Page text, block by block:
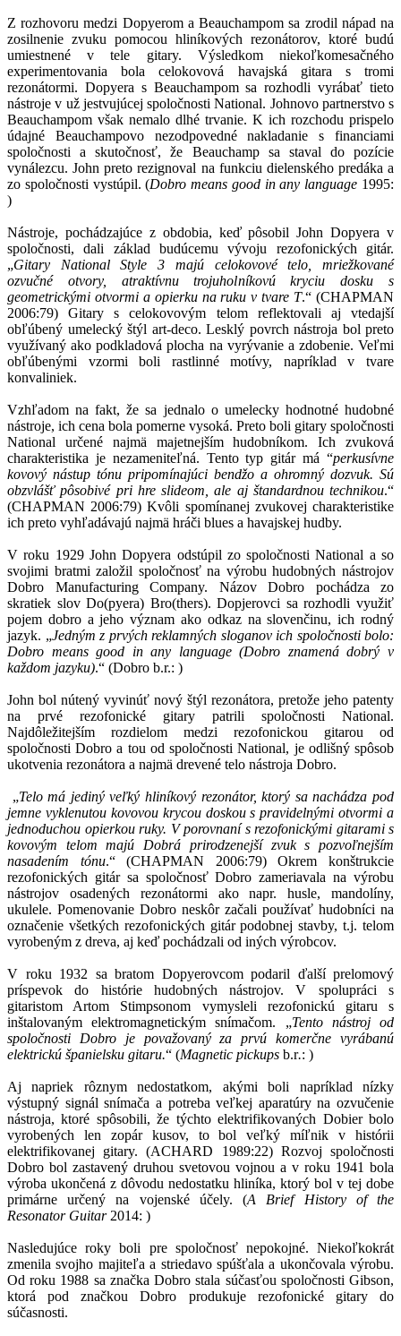
Z rozhovoru medzi Dopyerom a Beauchampom sa zrodil nápad na
zosilnenie zvuku pomocou hliníkových rezonátorov, ktoré budú
umiestnené v tele gitary. Výsledkom niekoľkomesačného
experimentovania bola celokovová havajská gitara s tromi
rezonátormi. Dopyera s Beauchampom sa rozhodli vyrábať tieto
nástroje v už jestvujúcej spoločnosti National. Johnovo partnerstvo s
Beauchampom však nemalo dlhé trvanie. K ich rozchodu prispelo
údajné Beauchampovo nezodpovedné nakladanie s financiami
spoločnosti a skutočnosť, že Beauchamp sa staval do pozície
vynálezcu. John preto rezignoval na funkciu dielenského predáka a
zo spoločnosti vystúpil. (Dobro means good in any language 1995:
)
Nástroje, pochádzajúce z obdobia, keď pôsobil John Dopyera v
spoločnosti, dali základ budúcemu vývoju rezofonických gitár.
„Gitary National Style 3 majú celokovové telo, mriežkované
ozvučné otvory, atraktívnu trojuholníkovú kryciu dosku s
geometrickými otvormi a opierku na ruku v tvare T.“ (CHAPMAN
2006:79) Gitary s celokovovým telom reflektovali aj vtedajší
obľúbený umelecký štýl art-deco. Lesklý povrch nástroja bol preto
využívaný ako podkladová plocha na vyrývanie a zdobenie. Veľmi
obľúbenými vzormi boli rastlinné motívy, napríklad v tvare
konvaliniek.
Vzhľadom na fakt, že sa jednalo o umelecky hodnotné hudobné
nástroje, ich cena bola pomerne vysoká. Preto boli gitary spoločnosti
National určené najmä majetnejším hudobníkom. Ich zvuková
charakteristika je nezameniteľná. Tento typ gitár má “perkusívne
kovový nástup tónu pripomínajúci bendžo a ohromný dozvuk. Sú
obzvlášť pôsobivé pri hre slideom, ale aj štandardnou technikou.“
(CHAPMAN 2006:79) Kvôli spomínanej zvukovej charakteristike
ich preto vyhľadávajú najmä hráči blues a havajskej hudby.
V roku 1929 John Dopyera odstúpil zo spoločnosti National a so
svojimi bratmi založil spoločnosť na výrobu hudobných nástrojov
Dobro Manufacturing Company. Názov Dobro pochádza zo
skratiek slov Do(pyera) Bro(thers). Dopjerovci sa rozhodli využiť
pojem dobro a jeho význam ako odkaz na slovenčinu, ich rodný
jazyk. „Jedným z prvých reklamných sloganov ich spoločnosti bolo:
Dobro means good in any language (Dobro znamená dobrý v
každom jazyku).“ (Dobro b.r.: )
John bol nútený vyvinúť nový štýl rezonátora, pretože jeho patenty
na prvé rezofonické gitary patrili spoločnosti National.
Najdôležitejším rozdielom medzi rezofonickou gitarou od
spoločnosti Dobro a tou od spoločnosti National, je odlišný spôsob
ukotvenia rezonátora a najmä drevené telo nástroja Dobro.
„Telo má jediný veľký hliníkový rezonátor, ktorý sa nachádza pod
jemne vyklenutou kovovou krycou doskou s pravidelnými otvormi a
jednoduchou opierkou ruky. V porovnaní s rezofonickými gitarami s
kovovým telom majú Dobrá prirodzenejší zvuk s pozvoľnejším
nasadením tónu.“ (CHAPMAN 2006:79) Okrem konštrukcie
rezofonických gitár sa spoločnosť Dobro zameriavala na výrobu
nástrojov osadených rezonátormi ako napr. husle, mandolíny,
ukulele. Pomenovanie Dobro neskôr začali používať hudobníci na
označenie všetkých rezofonických gitár podobnej stavby, t.j. telom
vyrobeným z dreva, aj keď pochádzali od iných výrobcov.
V roku 1932 sa bratom Dopyerovcom podaril ďalší prelomový
príspevok do histórie hudobných nástrojov. V spolupráci s
gitaristom Artom Stimpsonom vymysleli rezofonickú gitaru s
inštalovaným elektromagnetickým snímačom. „Tento nástroj od
spoločnosti Dobro je považovaný za prvú komerčne vyrábanú
elektrickú španielsku gitaru.“ (Magnetic pickups b.r.: )
Aj napriek rôznym nedostatkom, akými boli napríklad nízky
výstupný signál snímača a potreba veľkej aparatúry na ozvučenie
nástroja, ktoré spôsobili, že týchto elektrifikovaných Dobier bolo
vyrobených len zopár kusov, to bol veľký míľnik v histórii
elektrifikovanej gitary. (ACHARD 1989:22) Rozvoj spoločnosti
Dobro bol zastavený druhou svetovou vojnou a v roku 1941 bola
výroba ukončená z dôvodu nedostatku hliníka, ktorý bol v tej dobe
primárne určený na vojenské účely. (A Brief History of the
Resonator Guitar2014: )
Nasledujúce roky boli pre spoločnosť nepokojné. Niekoľkokrát
zmenila svojho majiteľa a striedavo spúšťala a ukončovala výrobu.
Od roku 1988 sa značka Dobro stala súčasťou spoločnosti Gibson,
ktorá pod značkou Dobro produkuje rezofonické gitary do
súčasnosti.